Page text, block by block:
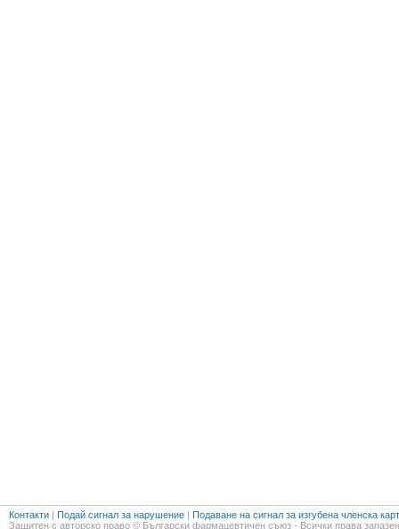
Контакти | Подай сигнал за нарушение | Подаване на сигнал за изгубена членска
Защитен с авторско право © Български фармацевтичен съюз - Всички права